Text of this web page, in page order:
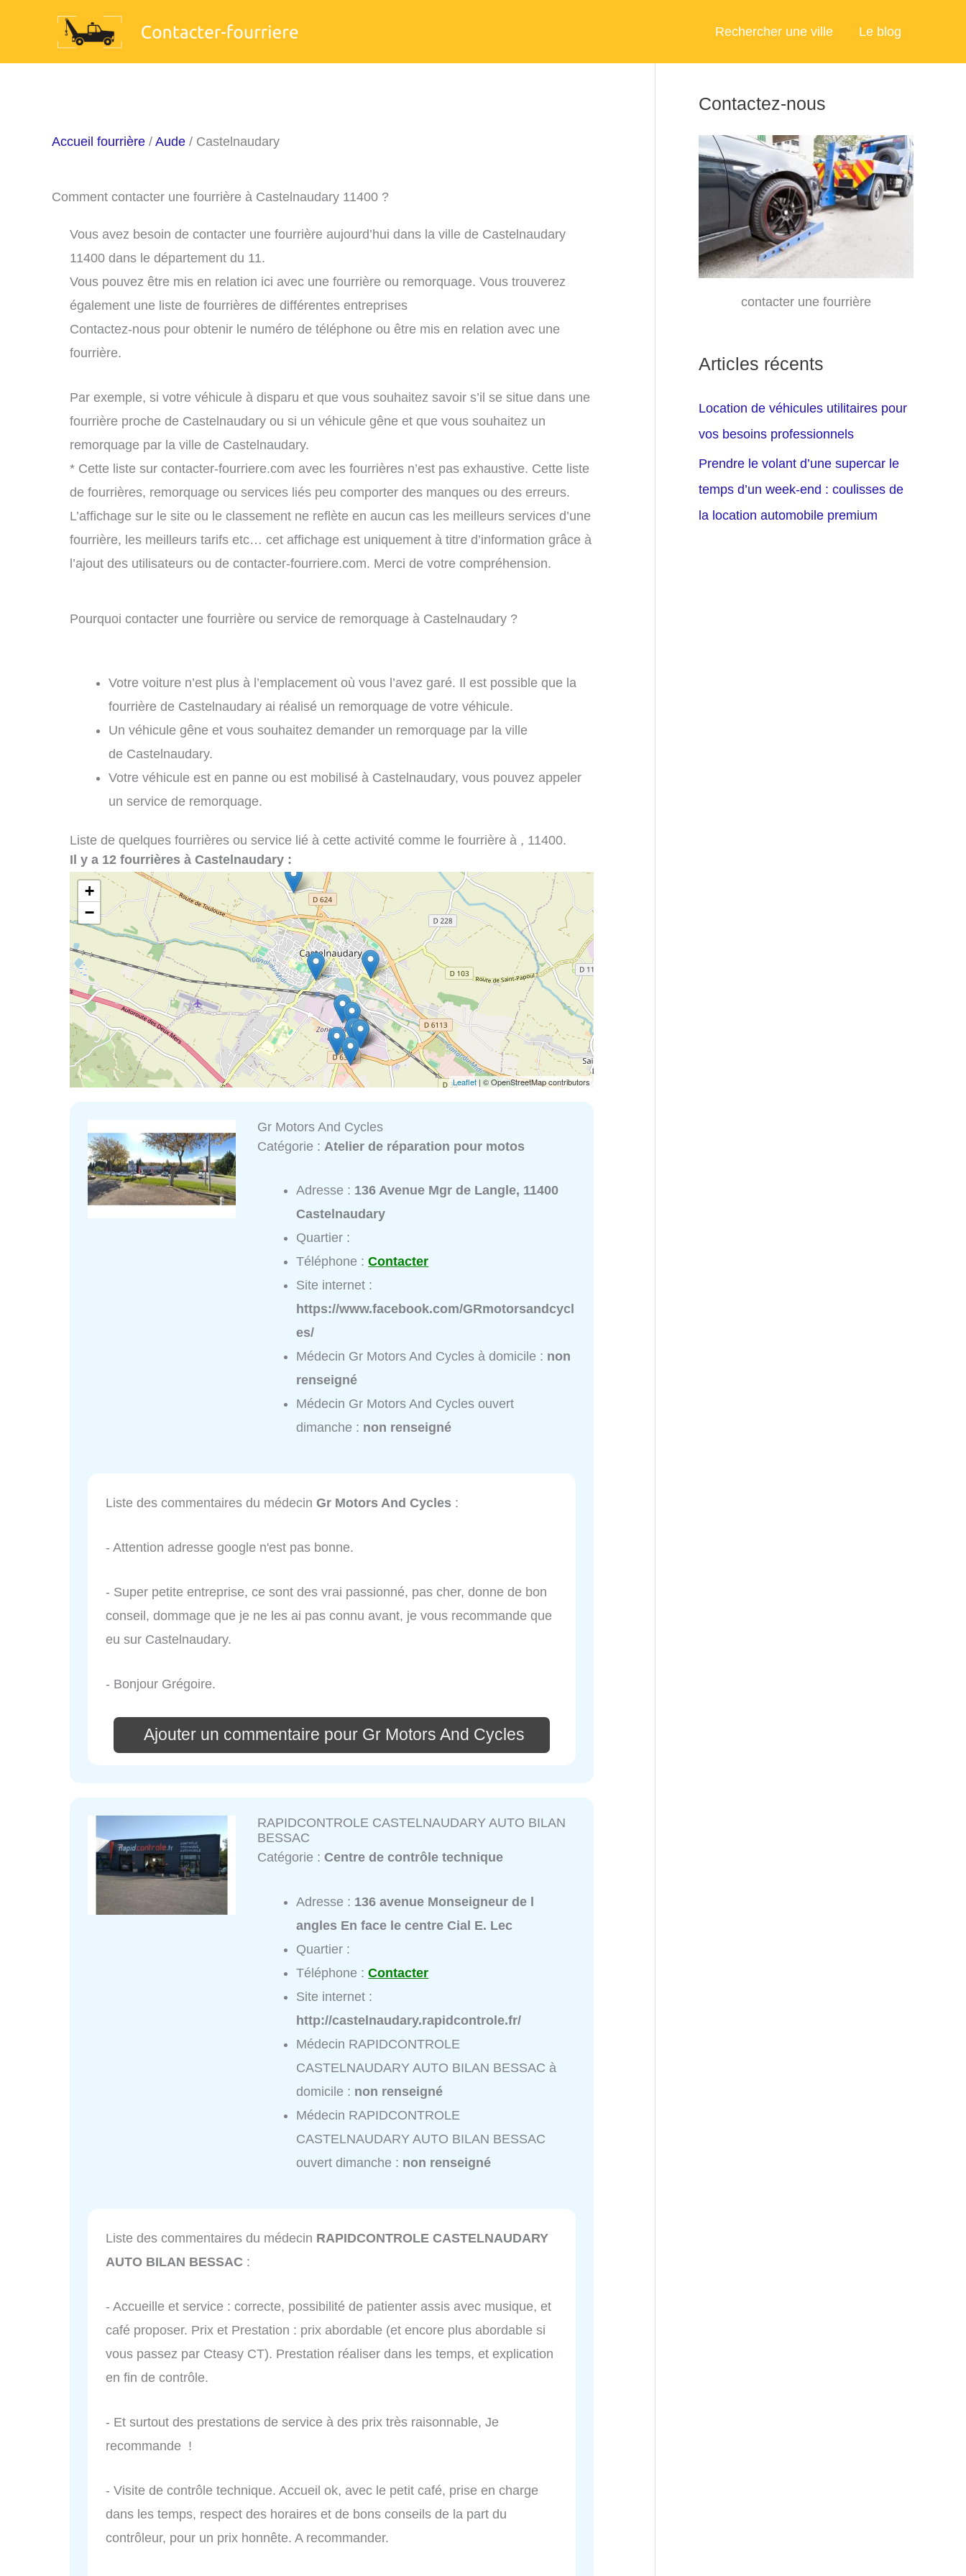
Rechercher une ville Le blog
Accueil fourrière / Aude / Castelnaudary
Comment contacter une fourrière à Castelnaudary 11400 ?
Vous avez besoin de contacter une fourrière aujourd’hui dans la ville de Castelnaudary
11400 dans le département du 11.
Vous pouvez être mis en relation ici avec une fourrière ou remorquage. Vous trouverez
également une liste de fourrières de différentes entreprises
Contactez-nous pour obtenir le numéro de téléphone ou être mis en relation avec une
fourrière.
Par exemple, si votre véhicule à disparu et que vous souhaitez savoir s’il se situe dans une
fourrière proche de Castelnaudary ou si un véhicule gêne et que vous souhaitez un
remorquage par la ville de Castelnaudary.
* Cette liste sur contacter-fourriere.com avec les fourrières n’est pas exhaustive. Cette liste
de fourrières, remorquage ou services liés peu comporter des manques ou des erreurs.
L’affichage sur le site ou le classement ne reflète en aucun cas les meilleurs services d’une
fourrière, les meilleurs tarifs etc… cet affichage est uniquement à titre d’information grâce à
l’ajout des utilisateurs ou de contacter-fourriere.com. Merci de votre compréhension.
Pourquoi contacter une fourrière ou service de remorquage à Castelnaudary ?
Votre voiture n’est plus à l’emplacement où vous l’avez garé. Il est possible que la
fourrière de Castelnaudary ai réalisé un remorquage de votre véhicule.
Un véhicule gêne et vous souhaitez demander un remorquage par la ville
de Castelnaudary.
Votre véhicule est en panne ou est mobilisé à Castelnaudary, vous pouvez appeler
un service de remorquage.
Liste de quelques fourrières ou service lié à cette activité comme le fourrière à , 11400.
Il y a 12 fourrières à Castelnaudary :
+
−
Leaflet | © OpenStreetMap contributors
Gr Motors And Cycles
Catégorie : Atelier de réparation pour motos
Adresse : 136 Avenue Mgr de Langle, 11400
Castelnaudary
Quartier :
Téléphone :Contacter
Site internet :
https://www.facebook.com/GRmotorsandcycl
es/
Médecin Gr Motors And Cycles à domicile : non
renseigné
Médecin Gr Motors And Cycles ouvert
dimanche : non renseigné
Liste des commentaires du médecin Gr Motors And Cycles :
- Attention adresse google n'est pas bonne.
- Super petite entreprise, ce sont des vrai passionné, pas cher, donne de bon
conseil, dommage que je ne les ai pas connu avant, je vous recommande que
eu sur Castelnaudary.
- Bonjour Grégoire.
Ajouter un commentaire pour Gr Motors And Cycles
RAPIDCONTROLE CASTELNAUDARY AUTO BILAN
BESSAC
Catégorie :Centre de contrôle technique
Adresse : 136 avenue Monseigneur de l
angles En face le centre Cial E. Lec
Quartier :
Téléphone :Contacter
Site internet :
http://castelnaudary.rapidcontrole.fr/
Médecin RAPIDCONTROLE
CASTELNAUDARY AUTO BILAN BESSAC à
domicile : non renseigné
Médecin RAPIDCONTROLE
CASTELNAUDARY AUTO BILAN BESSAC
ouvert dimanche : non renseigné
Liste des commentaires du médecin RAPIDCONTROLE CASTELNAUDARY
AUTO BILAN BESSAC :
- Accueille et service : correcte, possibilité de patienter assis avec musique, et
café proposer. Prix et Prestation : prix abordable (et encore plus abordable si
vous passez par Cteasy CT). Prestation réaliser dans les temps, et explication
en fin de contrôle.
- Et surtout des prestations de service à des prix très raisonnable, Je
recommande !
- Visite de contrôle technique. Accueil ok, avec le petit café, prise en charge
dans les temps, respect des horaires et de bons conseils de la part du
contrôleur, pour un prix honnête. A recommander.
Contactez-nous
contacter une fourrière
Articles récents
Location de véhicules utilitaires pour
vos besoins professionnels
Prendre le volant d’une supercar le
temps d’un week-end : coulisses de
la location automobile premium